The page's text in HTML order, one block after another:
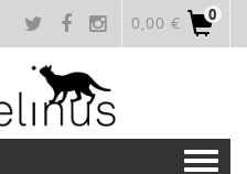
0
0,00 €